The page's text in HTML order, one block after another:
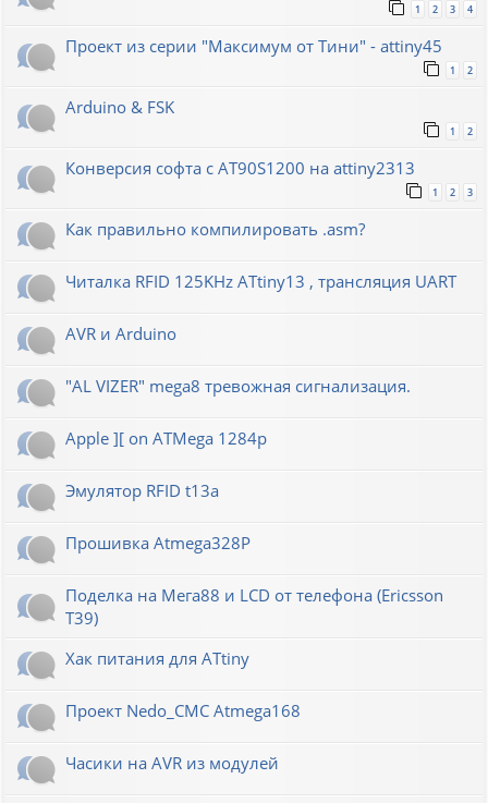
1 2 3 4
Проект из серии "Максимум от Тини" - attiny45
1 2
Arduino & FSK
1 2
Конверсия софта с AT90S1200 на attiny2313
1 2 3
Как правильно компилировать .asm?
Читалка RFID 125KHz ATtiny13 , трансляция UART
AVR и Arduino
"AL VIZER" mega8 тревожная сигнализация.
Apple ][ on ATMega 1284p
Эмулятор RFID t13a
Прошивка Atmega328P
Поделка на Мега88 и LCD от телефона (Ericsson
T39)
Хак питания для ATtiny
Проект Nedo_CMC Atmega168
Часики на AVR из модулей